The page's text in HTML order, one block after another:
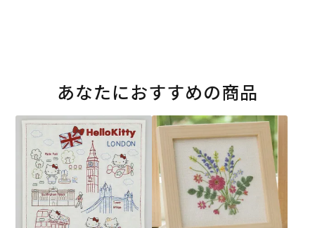
あなたにおすすめの商品